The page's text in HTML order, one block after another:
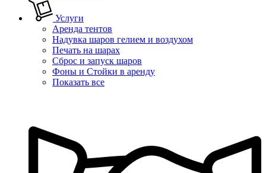
Услуги
Аренда тентов
Надувка шаров гелием и воздухом
Печать на шарах
Сброс и запуск шаров
Фоны и Стойки в аренду
Показать все